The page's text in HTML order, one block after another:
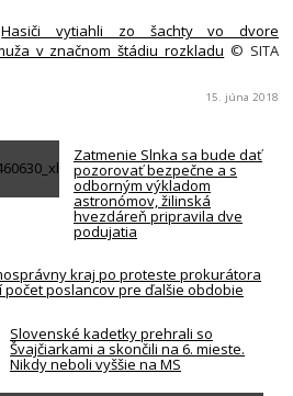
Hasiči vytiahli zo šachty vo dvore
v značnom štádiu rozkladu © SITA
15. júna 2018
Zatmenie Slnka sa bude dať
pozorovať bezpečne a s
odborným výkladom
astronómov, žilinská
hvezdáreň pripravila dve
podujatia
kraj po proteste prokurátora
počet poslancov pre ďalšie obdobie
Slovenské kadetky prehrali so
Švajčiarkami a skončili na 6. mieste.
Nikdy neboli vyššie na MS